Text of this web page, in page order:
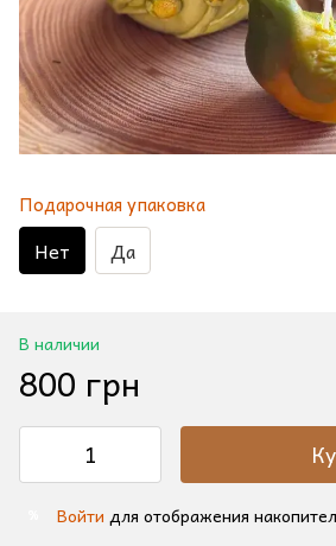
Подарочная упаковка
Нет Да
В наличии
800 грн
Войти для отображения